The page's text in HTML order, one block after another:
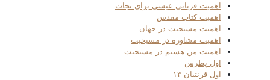
اهمیت قربانی عیسی برای نجات
اهمیت کتاب مقدس
اهمیت مسیحیت در جهان
اهمیت مشاوره در مسیحیت
اهمیت من هستم در مسیحیت
اول پطرس
اول قرنتیان ۱۳